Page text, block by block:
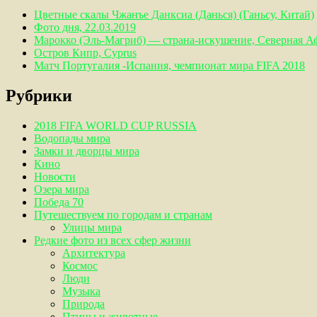
Цветные скалы Чжанъе Данксиа (Данься) (Ганьсу, Китай)
Фото дня, 22.03.2019
Марокко (Эль-Магриб) — страна-искушение, Северная
Остров Кипр, Cyprus
Матч Португалия -Испания, чемпионат мира FIFA 2018
Рубрики
2018 FIFA WORLD CUP RUSSIA
Водопады мира
Замки и дворцы мира
Кино
Новости
Озера мира
Победа 70
Путешествуем по городам и странам
Улицы мира
Редкие фото из всех сфер жизни
Архитектура
Космос
Люди
Музыка
Природа